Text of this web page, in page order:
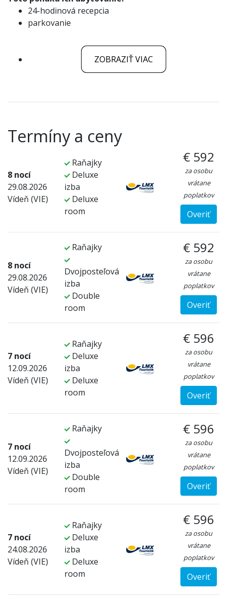
24-hodinová recepcia
parkovanie
ZOBRAZIŤ VIAC
Termíny a ceny
8 nocí
29.08.2026
Vídeň (VIE)
Raňajky
Deluxe
izba
Deluxe
room
€ 592
za osobu
vrátane
poplatkov
Overiť
8 nocí
29.08.2026
Vídeň (VIE)
Raňajky
Dvojposteľová
izba
Double
room
€ 592
za osobu
vrátane
poplatkov
Overiť
7 nocí
12.09.2026
Vídeň (VIE)
Raňajky
Deluxe
izba
Deluxe
room
€ 596
za osobu
vrátane
poplatkov
Overiť
7 nocí
12.09.2026
Vídeň (VIE)
Raňajky
Dvojposteľová
izba
Double
room
€ 596
za osobu
vrátane
poplatkov
Overiť
7 nocí
24.08.2026
Vídeň (VIE)
Raňajky
Deluxe
izba
Deluxe
room
€ 596
za osobu
vrátane
poplatkov
Overiť